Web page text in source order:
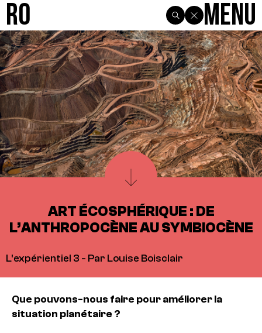
R0 Menu
ART ÉCOSPHÉRIQUE : DE
L’ANTHROPOCÈNE AU SYMBIOCÈNE
L'expérientiel 3 - Par Louise Boisclair
Que pouvons-nous faire pour améliorer la
situation planétaire ?